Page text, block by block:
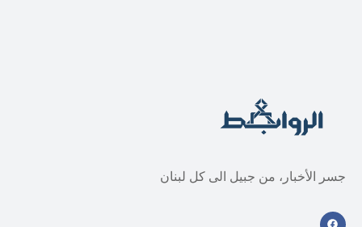
جسر الأخبار، من جبيل الى كل لبنان